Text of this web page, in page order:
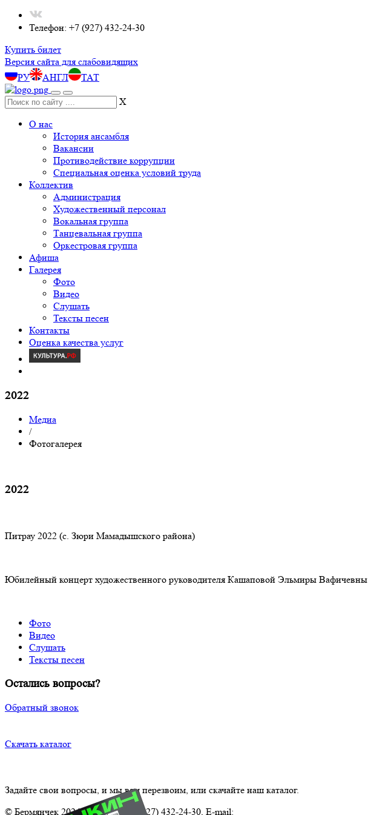
Телефон: +7 (927) 432-24-30
Купить билет
Версия сайта для слабовидящих
РУ
АНГЛ ТАТ
X
О нас
История ансамбля
Вакансии
Противодействие коррупции
Специальная оценка условий труда
Коллектив
Администрация
Художественный персонал
Вокальная группа
Танцевальная группа
Оркестровая группа
Афиша
Галерея
Фото
Видео
Слушать
Тексты песен
Контакты
Оценка качества услуг
2022
Медиа
/
Фотогалерея
2022
Питрау 2022 (с. Зюри Мамадышского района)
Юбилейный концерт художественного руководителя Кашаповой Эльмиры Вафичевны
Фото
Видео
Слушать
Тексты песен
Остались вопросы?
Обратный звонок
Скачать каталог
Задайте свои вопросы, и мы вам перезвоим, или скачайте наш каталог.
© Бермянчек 2024 Телефон.: +7 (927) 432-24-30, E-mail: